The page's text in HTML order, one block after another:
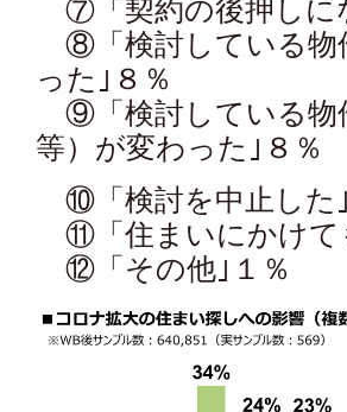
⑦「契約の後押しに
⑧「検討している物
った｣８％
⑨「検討している物
等）が変わった｣８％
⑩「検討を中止した
⑪「住まいにかけて
⑫「その他｣１％